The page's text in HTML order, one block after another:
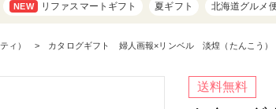
NEW リファスマートギフト 夏ギフト 北海道グルメ
ィ） カタログギフト 婦人画報×リンベル 淡煌（たんこう）
送料無料